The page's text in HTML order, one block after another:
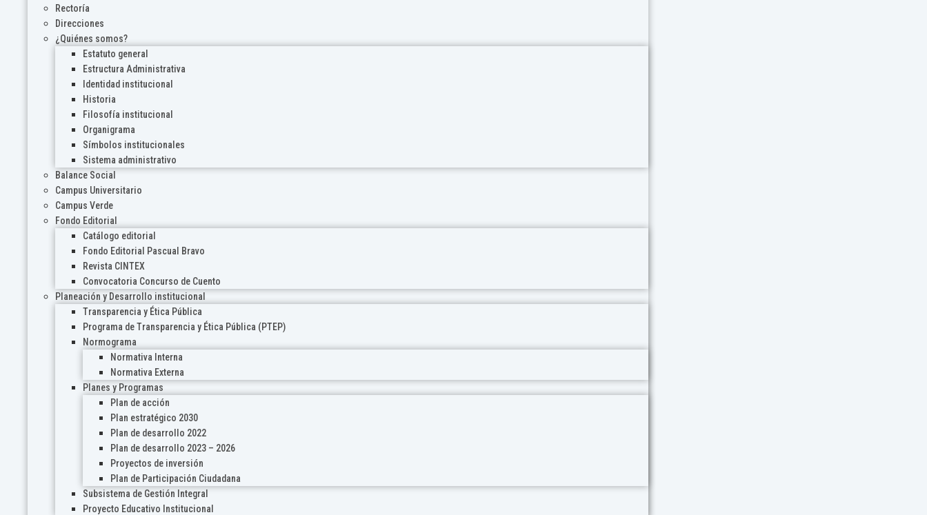
Rectoría
Direcciones
¿Quiénes somos?
Estatuto general
Estructura Administrativa
Identidad institucional
Historia
Filosofía institucional
Organigrama
Símbolos institucionales
Sistema administrativo
Balance Social
Campus Universitario
Campus Verde
Fondo Editorial
Catálogo editorial
Fondo Editorial Pascual Bravo
Revista CINTEX
Convocatoria Concurso de Cuento
Planeación y Desarrollo institucional
Transparencia y Ética Pública
Programa de Transparencia y Ética Pública (PTEP)
Normograma
Normativa Interna
Normativa Externa
Planes y Programas
Plan de acción
Plan estratégico 2030
Plan de desarrollo 2022
Plan de desarrollo 2023 – 2026
Proyectos de inversión
Plan de Participación Ciudadana
Subsistema de Gestión Integral
Proyecto Educativo Institucional